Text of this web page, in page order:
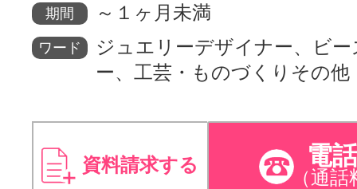
期間 ～１ヶ月未満
ワード
ジュエリーデザイナー、ビ
ー、工芸・ものづくりその他
資料請求する 電
（通話